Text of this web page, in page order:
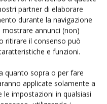
partner di elaborare
durante la navigazione
annunci (non)
ritirare il consenso può
e funzioni.
quanto sopra o per fare
applicate solamente a
impostazioni in qualsiasi
in questo browser per i